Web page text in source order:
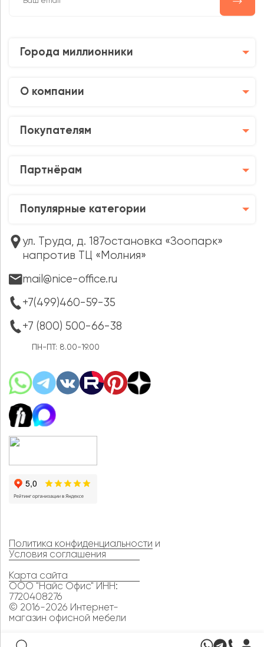
Города миллионники
О компании
Покупателям
Партнёрам
Популярные категории
ул. Труда, д. 187остановка «Зоопарк»
напротив ТЦ «Молния»
mail@nice-office.ru
+7(499)460-59-35
+7 (800) 500-66-38
ПН-ПТ: 8.00-19.00
Политика конфиденциальности и
Условия соглашения
Карта сайта
ООО "Найс Офис" ИНН:
7720408276
© 2016-2026 Интернет-
магазин офисной мебели